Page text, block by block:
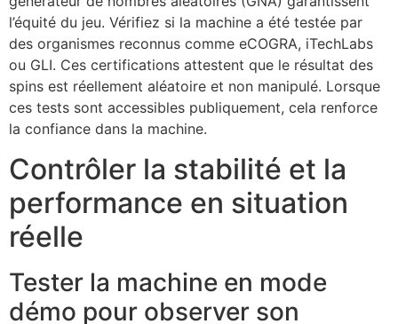
l’équité du jeu. Vérifiez si la machine a été testée par
des organismes reconnus comme eCOGRA, iTechLabs
ou GLI. Ces certifications attestent que le résultat des
spins est réellement aléatoire et non manipulé. Lorsque
ces tests sont accessibles publiquement, cela renforce
la confiance dans la machine.
Contrôler la stabilité et la
performance en situation
réelle
Tester la machine en mode
démo pour observer son